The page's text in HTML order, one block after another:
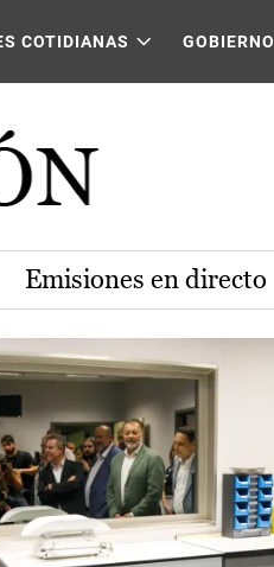
COTIDIANAS GOBIERNO
Emisiones en directo